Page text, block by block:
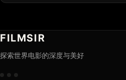
FILMSIR
探索世界电影的深度与美好